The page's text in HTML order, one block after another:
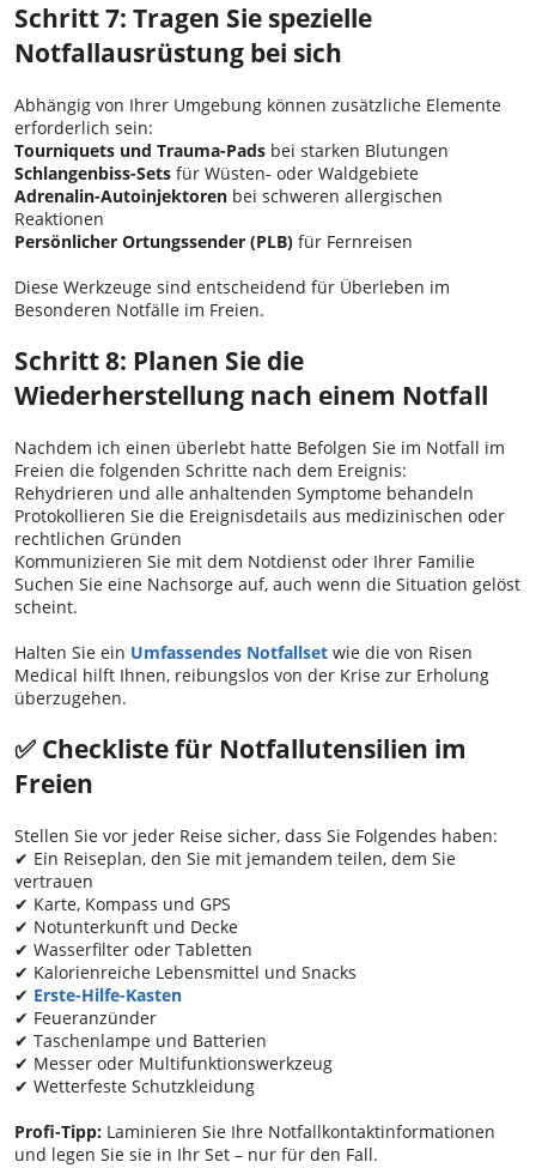
Schritt 7: Tragen Sie spezielle
Notfallausrüstung bei sich
Abhängig von Ihrer Umgebung können zusätzliche Elemente
erforderlich sein:
Tourniquets und Trauma-Pads bei starken Blutungen
Schlangenbiss-Sets für Wüsten- oder Waldgebiete
Adrenalin-Autoinjektoren bei schweren allergischen
Reaktionen
Persönlicher Ortungssender (PLB) für Fernreisen
Diese Werkzeuge sind entscheidend für Überleben im
Besonderen Notfälle im Freien.
Schritt 8: Planen Sie die
Wiederherstellung nach einem Notfall
Nachdem ich einen überlebt hatte Befolgen Sie im Notfall im
Freien die folgenden Schritte nach dem Ereignis:
Rehydrieren und alle anhaltenden Symptome behandeln
Protokollieren Sie die Ereignisdetails aus medizinischen oder
rechtlichen Gründen
Kommunizieren Sie mit dem Notdienst oder Ihrer Familie
Suchen Sie eine Nachsorge auf, auch wenn die Situation gelöst
scheint.
Halten Sie ein Umfassendes Notfallset wie die von Risen
Medical hilft Ihnen, reibungslos von der Krise zur Erholung
überzugehen.
✅ Checkliste für Notfallutensilien im
Freien
Stellen Sie vor jeder Reise sicher, dass Sie Folgendes haben:
✔ Ein Reiseplan, den Sie mit jemandem teilen, dem Sie
vertrauen
✔ Karte, Kompass und GPS
✔ Notunterkunft und Decke
✔ Wasserfilter oder Tabletten
✔ Kalorienreiche Lebensmittel und Snacks
✔ Erste-Hilfe-Kasten
✔ Feueranzünder
✔ Taschenlampe und Batterien
✔ Messer oder Multifunktionswerkzeug
✔ Wetterfeste Schutzkleidung
Profi-Tipp: Laminieren Sie Ihre Notfallkontaktinformationen
und legen Sie sie in Ihr Set – nur für den Fall.